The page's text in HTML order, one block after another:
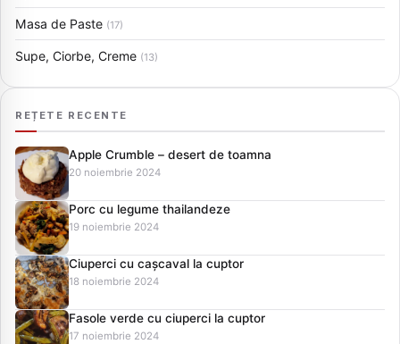
Masa de Paste (17)
Supe, Ciorbe, Creme (13)
REȚETE RECENTE
Apple Crumble – desert de toamna
20 noiembrie 2024
Porc cu legume thailandeze
19 noiembrie 2024
Ciuperci cu cașcaval la cuptor
18 noiembrie 2024
Fasole verde cu ciuperci la cuptor
17 noiembrie 2024